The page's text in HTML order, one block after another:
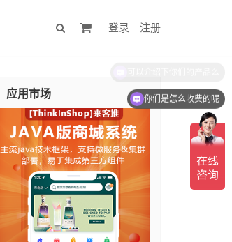
登录 注册
应用市场 你们是怎么收费的呢